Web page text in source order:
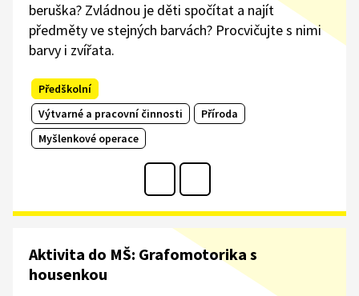
beruška? Zvládnou je děti spočítat a najít
předměty ve stejných barvách? Procvičujte s nimi
barvy i zvířata.
Předškolní
Výtvarné a pracovní činnosti
Příroda
Myšlenkové operace
Aktivita do MŠ: Grafomotorika s
housenkou